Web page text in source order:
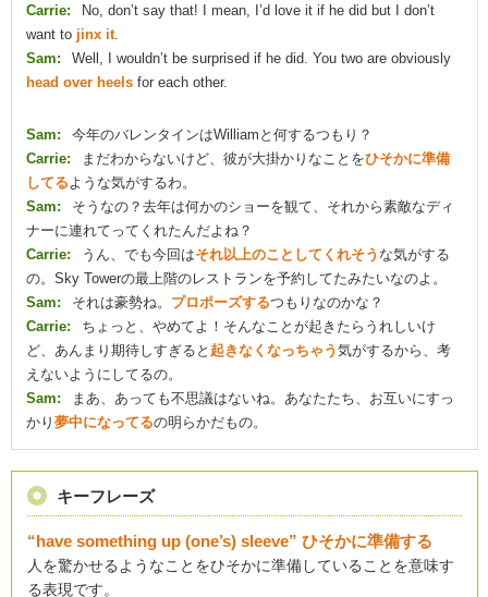
Carrie:
No, don’t say that! I mean, I’d love it if he did but I don’t
want to jinx it.
Sam:
Well, I wouldn’t be surprised if he did. You two are obviously
head over heelsfor each other.
Sam:
今年のバレンタインはWilliamと何するつもり？
Carrie:
まだわからないけど、彼が大掛かりなことをひそかに準備
してるような気がするわ。
Sam:
そうなの？去年は何かのショーを観て、それから素敵なディ
ナーに連れてってくれたんだよね？
Carrie:
うん、でも今回はそれ以上のことしてくれそう な気がする
の。Sky Towerの最上階のレストランを予約してたみたいなのよ。
Sam:
それは豪勢ね。 プロポーズするつもりなのかな？
Carrie:
ちょっと、やめてよ！そんなことが起きたらうれしいけ
ど、あんまり期待しすぎると 起きなくなっちゃう 気がするから、考
えないようにしてるの。
Sam:
まあ、あっても不思議はないね。あなたたち、お互いにすっ
かり 夢中になってるの明らかだもの。
キーフレーズ
“have something up (one’s) sleeve” ひそかに準備する
人を驚かせるようなことをひそかに準備していることを意味す
る表現です。